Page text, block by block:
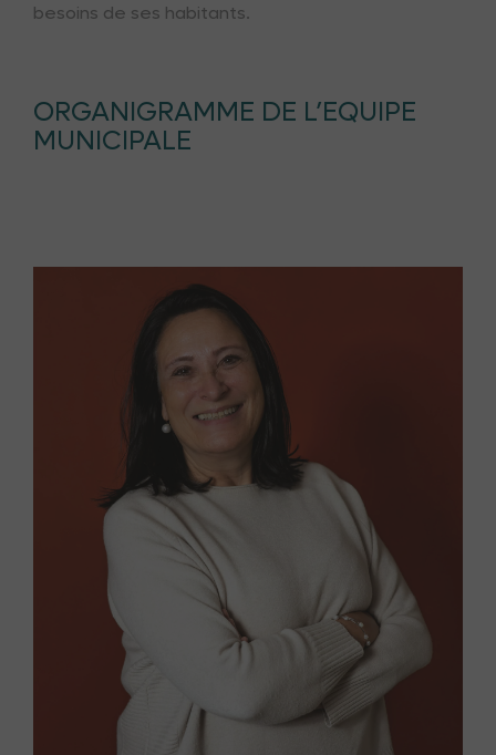
besoins de ses habitants.
ORGANIGRAMME DE L’EQUIPE
MUNICIPALE